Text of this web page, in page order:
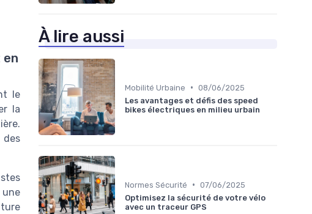
en
le
la
À lire aussi
Mobilité Urbaine • 08/06/2025
Les avantages et défis des speed
bikes électriques en milieu urbain
Normes Sécurité • 07/06/2025
Optimisez la sécurité de votre vélo
avec un traceur GPS